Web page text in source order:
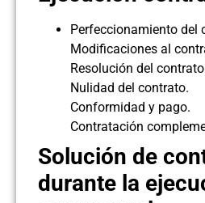
Perfeccionamiento del
Modificaciones al
Resolución del
Nulidad del contrato.
Conformidad y pago.
Contratación
Solución de
durante la